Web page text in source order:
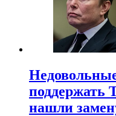
поддержать
нашли